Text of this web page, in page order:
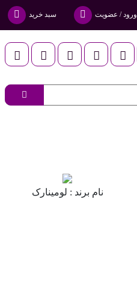
ورود / عضویت سبد خرید
نام برند : لومینارک